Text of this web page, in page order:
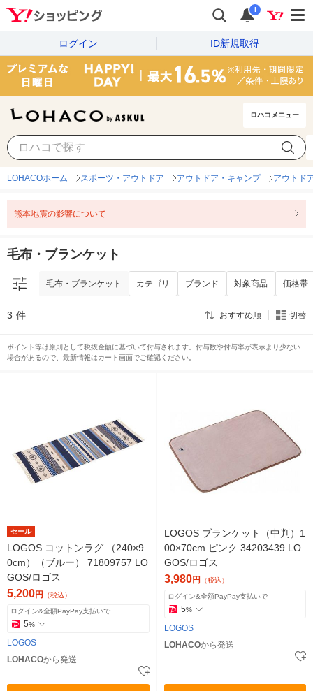
i
ログイン ID新規取得
ロハコメニュー
毛布・ブランケット 価格帯
LOHACOホーム スポーツ・アウトドア アウトドア・キャンプ アウトド
熊本地震の影響について
毛布・ブランケット
毛布・ブランケット カテゴリ ブランド 対象商品 価格帯
3 件 おすすめ順 切替
ポイント等は原則として税抜金額に基づいて付与されます。付与数や付与率が表示より少ない
場合があるので、最新情報はカート画面でご確認ください。
セール
LOGOS コットンラグ （240×9
0cm）（ブルー） 71809757 LO
GOS/ロゴス
5,200円 （税込）
ログイン&全額PayPay支払いで
5%
LOGOS
LOHACOから発送
LOGOS ブランケット（中判）1
00×70cm ピンク 34203439 LO
GOS/ロゴス
3,980円 （税込）
ログイン&全額PayPay支払いで
5%
LOGOS
LOHACOから発送